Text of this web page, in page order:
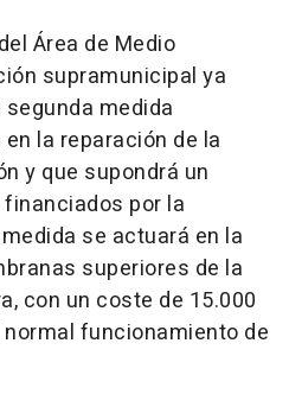
Área de Medio
supramunicipal ya
medida
la reparación de la
y que supondrá un
por la
se actuará en la
superiores de la
con un coste de 15.000
funcionamiento de